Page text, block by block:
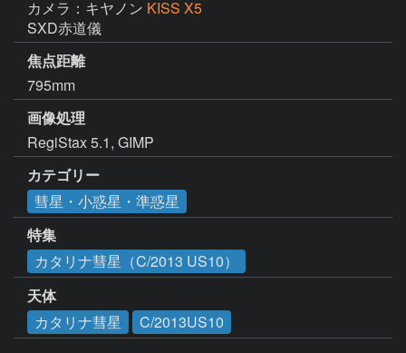
カメラ：キヤノン KISS X5
SXD赤道儀
焦点距離
795mm
画像処理
RegiStax 5.1, GIMP
カテゴリー
彗星・小惑星・準惑星
特集
カタリナ彗星（C/2013 US10）
天体
カタリナ彗星
C/2013US10